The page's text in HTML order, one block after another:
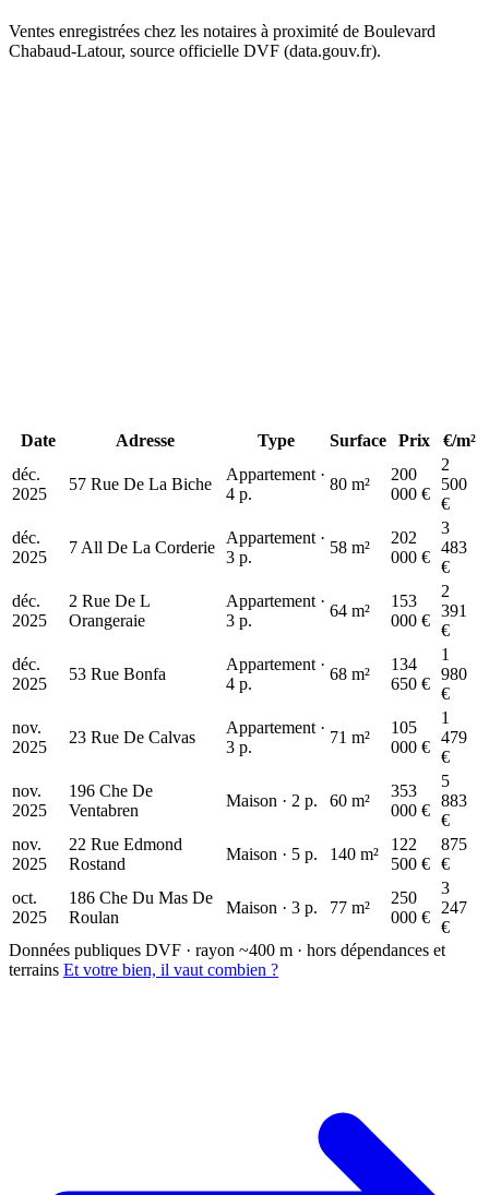
Ventes enregistrées chez les notaires à proximité de Boulevard
Chabaud-Latour, source officielle DVF (data.gouv.fr).
Date Adresse Type Surface Prix
€/m²
déc.
2025
57 Rue De La Biche
Appartement ·
4 p.
80 m²
200
000 €
2
500
€
déc.
2025
7 All De La Corderie
Appartement ·
3 p.
58 m²
202
000 €
3
483
€
déc.
2025
2 Rue De L
Orangeraie
Appartement ·
3 p.
64 m²
153
000 €
2
391
€
déc.
2025
53 Rue Bonfa
Appartement ·
4 p.
68 m²
134
650 €
1
980
€
nov.
2025
23 Rue De Calvas
Appartement ·
3 p.
71 m²
105
000 €
1
479
€
nov.
2025
196 Che De
Ventabren
Maison · 2 p. 60 m²
353
000 €
5
883
€
nov.
2025
22 Rue Edmond
Rostand
Maison · 5 p. 140 m²
122
500 €
875
€
oct.
2025
186 Che Du Mas De
Roulan
Maison · 3 p. 77 m²
250
000 €
3
247
€
Données publiques DVF · rayon ~400 m · hors dépendances et
terrains Et votre bien, il vaut combien ?